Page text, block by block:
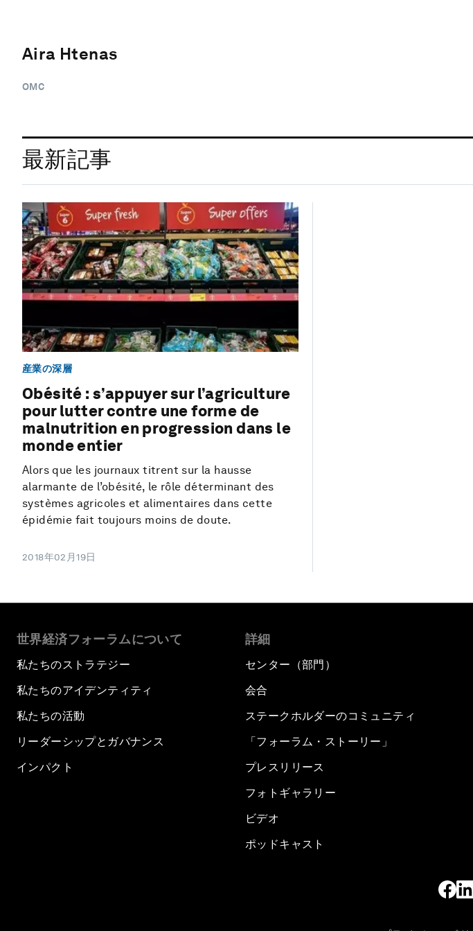
Aira Htenas
OMC
最新記事
産業の深層
Obésité : s’appuyer sur l’agriculture
pour lutter contre une forme de
malnutrition en progression dans le
monde entier
Alors que les journaux titrent sur la hausse
alarmante de l’obésité, le rôle déterminant des
systèmes agricoles et alimentaires dans cette
épidémie fait toujours moins de doute.
2018年02月19日
世界経済フォーラムについて
私たちのストラテジー
私たちのアイデンティティ
私たちの活動
リーダーシップとガバナンス
インパクト
詳細
センター（部門）
会合
ステークホルダーのコミュニティ
「フォーラム・ストーリー」
プレスリリース
フォトギャラリー
ビデオ
ポッドキャスト